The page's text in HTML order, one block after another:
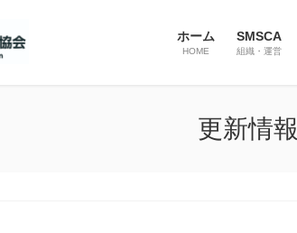
ホーム
HOME
SMSCA
組織・運営
更新情報